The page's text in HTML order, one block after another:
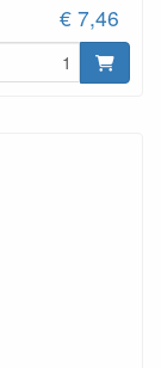
€ 7,46